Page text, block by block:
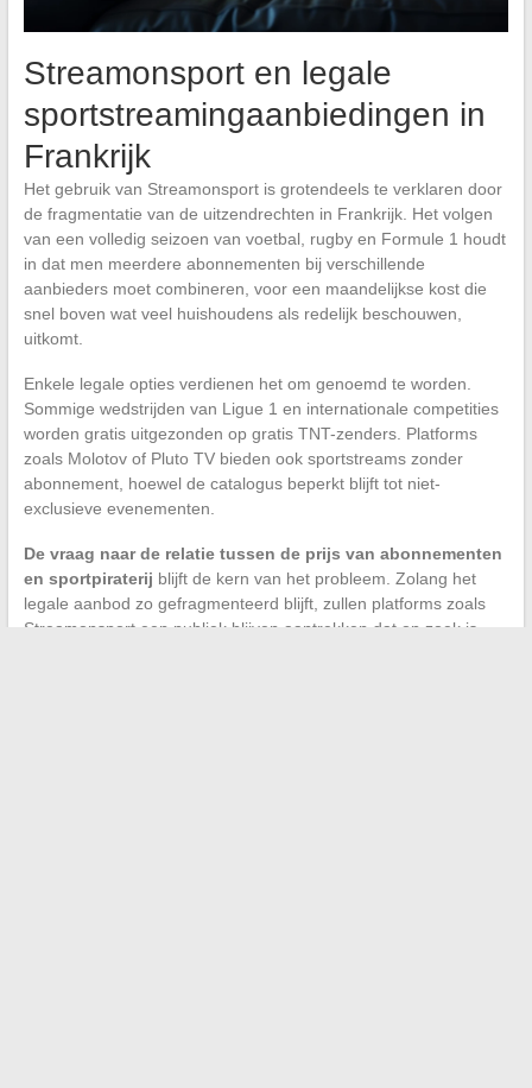
Streamonsport en legale
sportstreamingaanbiedingen in
Frankrijk
Het gebruik van Streamonsport is grotendeels te verklaren door
de fragmentatie van de uitzendrechten in Frankrijk. Het volgen
van een volledig seizoen van voetbal, rugby en Formule 1 houdt
in dat men meerdere abonnementen bij verschillende
aanbieders moet combineren, voor een maandelijkse kost die
snel boven wat veel huishoudens als redelijk beschouwen,
uitkomt.
Enkele legale opties verdienen het om genoemd te worden.
Sommige wedstrijden van Ligue 1 en internationale competities
worden gratis uitgezonden op gratis TNT-zenders. Platforms
zoals Molotov of Pluto TV bieden ook sportstreams zonder
abonnement, hoewel de catalogus beperkt blijft tot niet-
exclusieve evenementen.
De vraag naar de relatie tussen de prijs van abonnementen
en sportpiraterij blijft de kern van het probleem. Zolang het
legale aanbod zo gefragmenteerd blijft, zullen platforms zoals
Streamonsport een publiek blijven aantrekken dat op zoek is